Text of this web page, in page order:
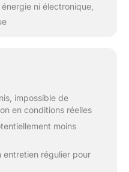
ni électronique,
impossible de
en conditions réelles
moins
régulier pour